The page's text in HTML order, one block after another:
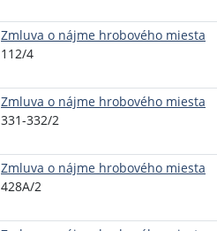
Zmluva o nájme hrobového miesta
112/4
Zmluva o nájme hrobového miesta
331-332/2
Zmluva o nájme hrobového miesta
428A/2